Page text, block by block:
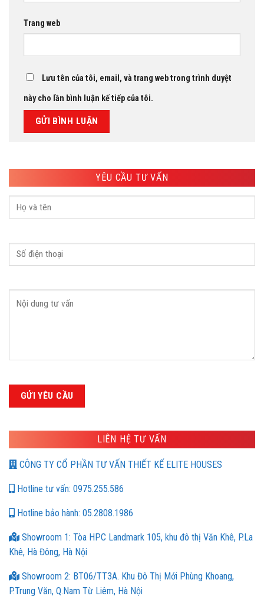
Trang web
Lưu tên của tôi, email, và trang web trong trình duyệt
này cho lần bình luận kế tiếp của tôi.
YÊU CẦU TƯ VẤN
LIÊN HỆ TƯ VẤN
CÔNG TY CỔ PHẦN TƯ VẤN THIẾT KẾ ELITE HOUSES
Hotline tư vấn: 0975.255.586
Hotline bảo hành: 05.2808.1986
Showroom 1: Tòa HPC Landmark 105, khu đô thị Văn Khê, P.La
Khê, Hà Đông, Hà Nội
Showroom 2: BT06/TT3A. Khu Đô Thị Mới Phùng Khoang,
P.Trung Văn, Q.Nam Từ Liêm, Hà Nội